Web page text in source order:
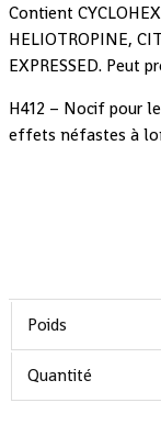
Contient
HELIOTROPINE,
EXPRESSED. Peut
H412 – Nocif pour
effets néfastes à
Poids
Quantité